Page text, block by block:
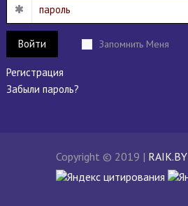
Войти Запомнить Меня
Регистрация
Забыли пароль?
Copyright © 2019 | RAIK.BY